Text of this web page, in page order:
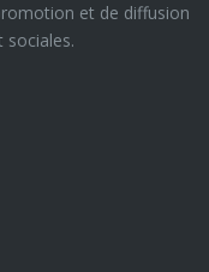
et de diffusion
sociales.